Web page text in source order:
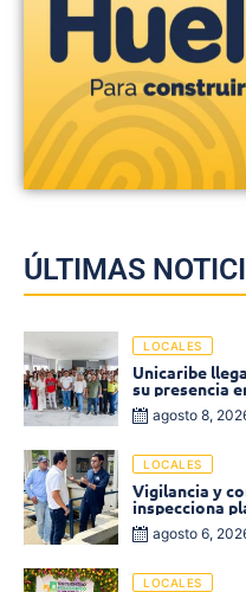
ÚLTIMAS
LOCALES
Unicaribe
su presencia
Bolívar
agosto 8,
LOCALES
Vigilancia y
inspecciona
agosto 6,
LOCALES